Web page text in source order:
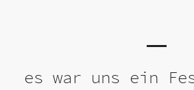
es war uns ein